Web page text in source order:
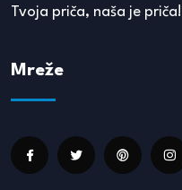
Tvoja priča, naša je priča!
Mreže